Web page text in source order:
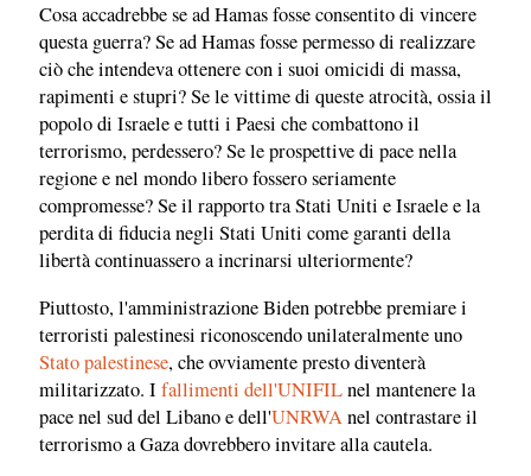
Cosa accadrebbe se ad Hamas fosse consentito di vincere
questa guerra? Se ad Hamas fosse permesso di realizzare
ciò che intendeva ottenere con i suoi omicidi di massa,
rapimenti e stupri? Se le vittime di queste atrocità, ossia il
popolo di Israele e tutti i Paesi che combattono il
terrorismo, perdessero? Se le prospettive di pace nella
regione e nel mondo libero fossero seriamente
compromesse? Se il rapporto tra Stati Uniti e Israele e la
perdita di fiducia negli Stati Uniti come garanti della
libertà continuassero a incrinarsi ulteriormente?
Piuttosto, l'amministrazione Biden potrebbe premiare i
terroristi palestinesi riconoscendo unilateralmente uno
Stato palestinese, che ovviamente presto diventerà
militarizzato. I fallimenti dell'UNIFILnel mantenere la
pace nel sud del Libano e dell'UNRWAnel contrastare il
terrorismo a Gaza dovrebbero invitare alla cautela.